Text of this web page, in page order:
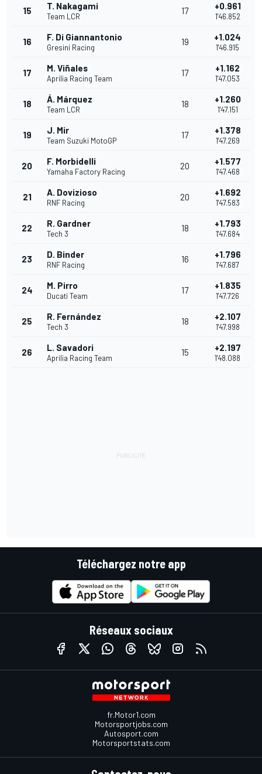
15 T. Nakagami
Team LCR
17 +0.961
1'46.852
16 F. Di Giannantonio
Gresini Racing
19 +1.024
1'46.915
17 M. Viñales
Aprilia Racing Team
17 +1.162
1'47.053
18 Á. Márquez
Team LCR
18 +1.260
1'47.151
19 J. Mir
Team Suzuki MotoGP
17 +1.378
1'47.269
20 F. Morbidelli
Yamaha Factory Racing
20 +1.577
1'47.468
21 A. Dovizioso
RNF Racing
20 +1.692
1'47.583
22 R. Gardner
Tech 3
18 +1.793
1'47.684
23 D. Binder
RNF Racing
16 +1.796
1'47.687
24 M. Pirro
Ducati Team
17 +1.835
1'47.726
25 R. Fernández
Tech 3
18 +2.107
1'47.998
26 L. Savadori
Aprilia Racing Team
15 +2.197
1'48.088
Téléchargez notre app
Réseaux sociaux
fr.Motor1.com
Motorsportjobs.com
Autosport.com
Motorsportstats.com